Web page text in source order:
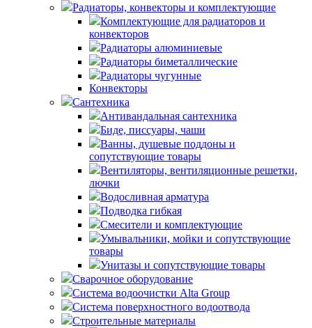
Радиаторы, конвекторы и комплектующие
Комплектующие для радиаторов и
конвекторов
Радиаторы алюминиевые
Радиаторы биметаллические
Радиаторы чугунные
Конвекторы
Сантехника
Антивандальная сантехника
Биде, писсуары, чаши
Ванны, душевые поддоны и
сопутствующие товары
Вентиляторы, вентиляционные решетки,
лючки
Водосливная арматура
Подводка гибкая
Смесители и комплектующие
Умывальники, мойки и сопутствующие
товары
Унитазы и сопутствующие товары
Сварочное оборудование
Система водоочистки Alta Group
Система поверхностного водоотвода
Строительные материалы